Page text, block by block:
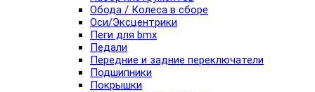
Обода / Колеса в сборе
Оси/Эксцентрики
Пеги для bmx
Педали
Передние и задние переключатели
Подшипники
Покрышки